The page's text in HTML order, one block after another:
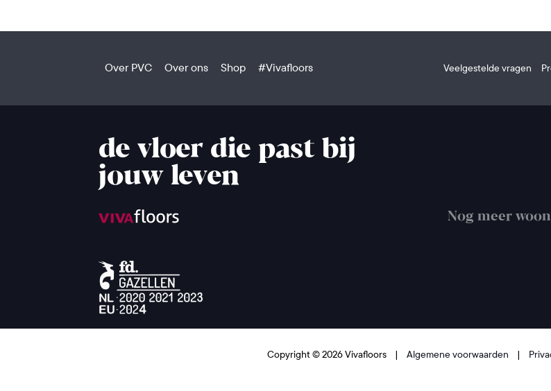
Over PVC Over ons Shop #Vivafloors Veelgestelde vragen
de vloer die past bij
jouw leven
Nog meer
Copyright © 2026 Vivafloors | Algemene voorwaarden |